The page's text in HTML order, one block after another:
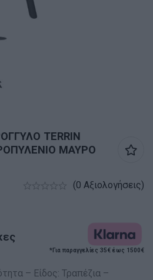
TERRIN
ΜΑΥΡΟ
(0 Αξιολογήσεις)
*Για παραγγελίες 35€ έως 1500€
– Είδος: Τραπέζια –